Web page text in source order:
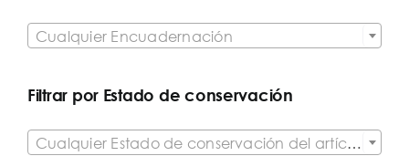
Cualquier Encuadernación
Filtrar por Estado de conservación
Cualquier Estado de conservación del artículo